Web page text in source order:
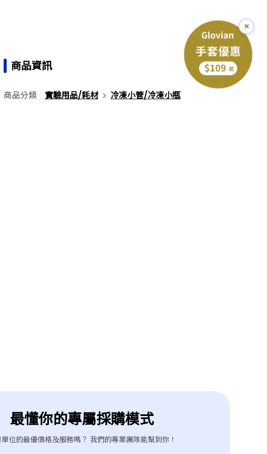
商品資訊
商品分類 實驗用品/耗材 冷凍小管/冷凍小瓶
最懂你的專屬採購模式
位的最優價格及服務嗎？ 我們的專業團隊能幫到你！
×